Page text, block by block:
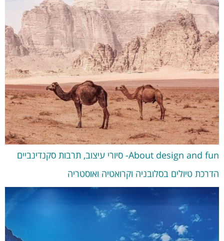
About design and fun- סיורי עיצוב, תרבות סקנדינביים
הדרכת טיולים בסלובניה וקרואטיה ואוסטריה